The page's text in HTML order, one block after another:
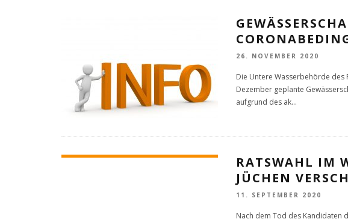
26. NOVEMBER 2020
Die Untere Wasserbehörde des
Dezember geplante
aufgrund des ak...
RATSWAHL IM
JÜCHEN
11. SEPTEMBER 2020
Nach dem Tod des Kandidaten